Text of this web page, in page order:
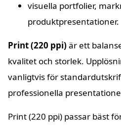
visuella portfolier,
produktpresentationer.
Print (220 ppi) är ett
kvalitet och storlek.
vanligtvis för
professionella
Print (220 ppi) passar bäst